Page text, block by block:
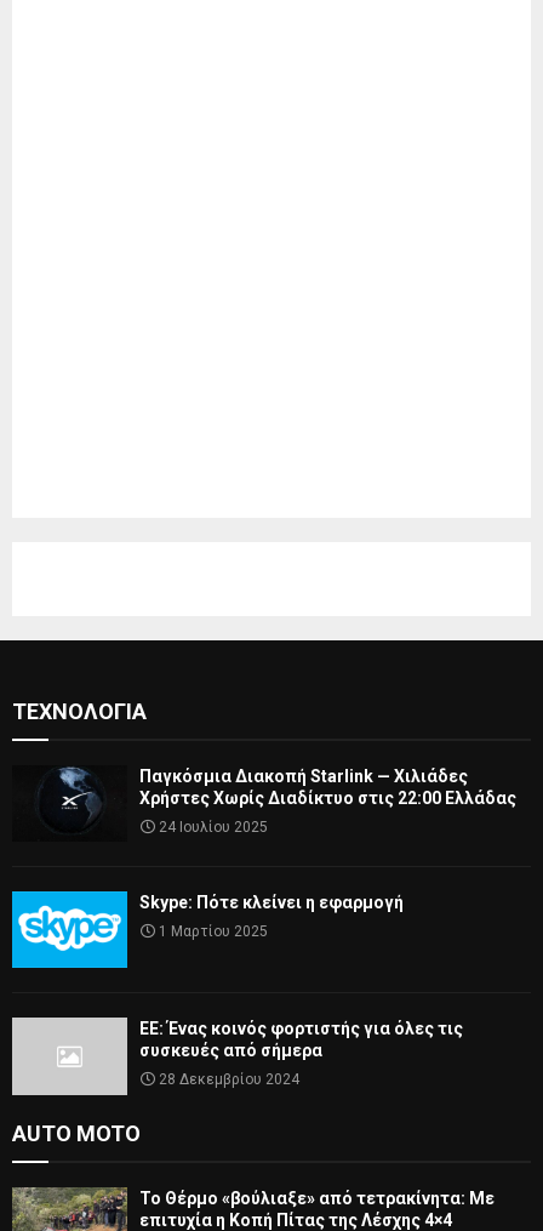
ΤΕΧΝΟΛΟΓΊΑ
Παγκόσμια Διακοπή Starlink — Χιλιάδες
Χρήστες Χωρίς Διαδίκτυο στις 22:00 Ελλάδας
24 Ιουλίου 2025
Skype: Πότε κλείνει η εφαρμογή
1 Μαρτίου 2025
ΕΕ: Ένας κοινός φορτιστής για όλες τις
συσκευές από σήμερα
28 Δεκεμβρίου 2024
AUTO MOTO
Το Θέρμο «βούλιαξε» από τετρακίνητα: Με
επιτυχία η Κοπή Πίτας της Λέσχης 4×4